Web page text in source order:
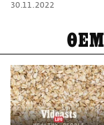
30.11.2022